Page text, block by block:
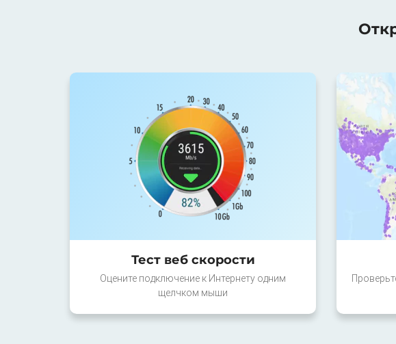
Тест веб скорости
Оцените подключение к Интернету одним
щелчком мыши